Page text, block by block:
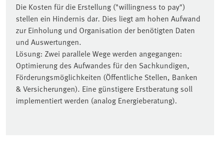
Die Kosten für die Erstellung ("willingness to pay")
stellen ein Hindernis dar. Dies liegt am hohen Aufwand
zur Einholung und Organisation der benötigten Daten
und Auswertungen.
Lösung: Zwei parallele Wege werden angegangen:
Optimierung des Aufwandes für den Sachkundigen,
Förderungsmöglichkeiten (Öffentliche Stellen, Banken
& Versicherungen). Eine günstigere Erstberatung soll
implementiert werden (analog Energieberatung).